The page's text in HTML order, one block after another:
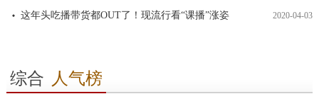
这年头吃播带货都OUT了！现流行看“课播”涨姿 2020-04-03
综合 人气榜